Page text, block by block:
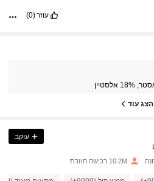
עוזר(0)
הצג עוד
עוקב
10.2M רכישה חוזרת